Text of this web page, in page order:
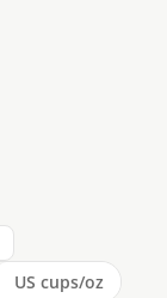
US cups/oz